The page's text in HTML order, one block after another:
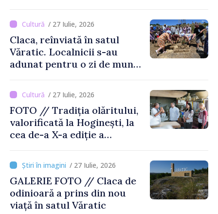
/ 27 Iulie, 2026
Claca, reînviată în satul
Văratic. Localnicii s-au
adunat pentru o zi de muncă
/ 27 Iulie, 2026
FOTO // Tradiția olăritului,
valorificată la Hoginești, la
cea de-a X-a ediție a
Vasile Gonciari”
/ 27 Iulie, 2026
GALERIE FOTO // Claca de
odinioară a prins din nou
viață în satul Văratic